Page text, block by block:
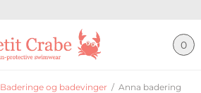
0
Baderinge og badevinger / Anna badering